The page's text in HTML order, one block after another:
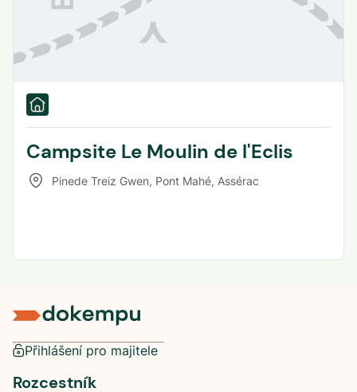
Campsite Le Moulin de l'Eclis
Pinede Treiz Gwen, Pont Mahé, Assérac
Přihlášení pro majitele
Rozcestník